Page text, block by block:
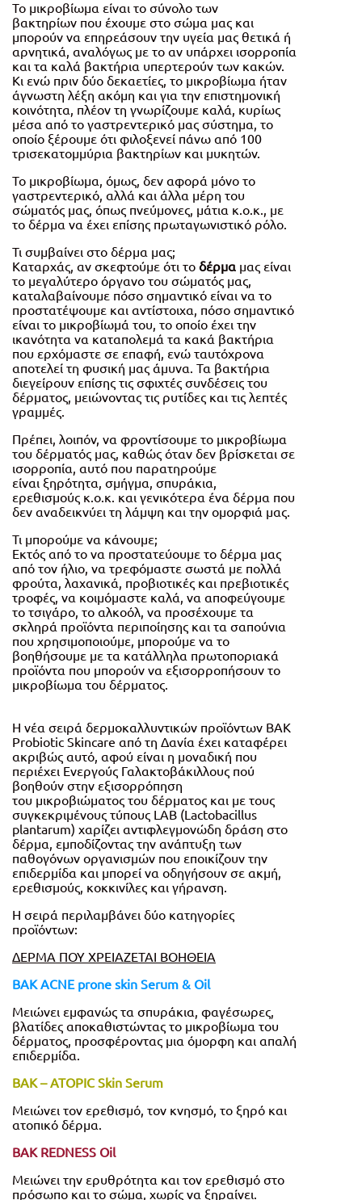
Το μικροβίωμα είναι το σύνολο των
βακτηρίων που έχουμε στο σώμα μας και
μπορούν να επηρεάσουν την υγεία μας θετικά ή
αρνητικά, αναλόγως με το αν υπάρχει ισορροπία
και τα καλά βακτήρια υπερτερούν των κακών.
Κι ενώ πριν δύο δεκαετίες, το μικροβίωμα ήταν
άγνωστη λέξη ακόμη και για την επιστημονική
κοινότητα, πλέον τη γνωρίζουμε καλά, κυρίως
μέσα από το γαστρεντερικό μας σύστημα, το
οποίο ξέρουμε ότι φιλοξενεί πάνω από 100
τρισεκατομμύρια βακτηρίων και μυκητών.
Το μικροβίωμα, όμως, δεν αφορά μόνο το
γαστρεντερικό, αλλά και άλλα μέρη του
σώματός μας, όπως πνεύμονες, μάτια κ.ο.κ., με
το δέρμα να έχει επίσης πρωταγωνιστικό ρόλο.
Τι συμβαίνει στο δέρμα μας;
Καταρχάς, αν σκεφτούμε ότι το δέρμα μας είναι
το μεγαλύτερο όργανο του σώματός μας,
καταλαβαίνουμε πόσο σημαντικό είναι να το
προστατέψουμε και αντίστοιχα, πόσο σημαντικό
είναι το μικροβίωμά του, το οποίο έχει την
ικανότητα να καταπολεμά τα κακά βακτήρια
που ερχόμαστε σε επαφή, ενώ ταυτόχρονα
αποτελεί τη φυσική μας άμυνα. Τα βακτήρια
διεγείρουν επίσης τις σφιχτές συνδέσεις του
δέρματος, μειώνοντας τις ρυτίδες και τις λεπτές
γραμμές.
Πρέπει, λοιπόν, να φροντίσουμε το μικροβίωμα
του δέρματός μας, καθώς όταν δεν βρίσκεται σε
ισορροπία, αυτό που παρατηρούμε
είναι ξηρότητα, σμήγμα, σπυράκια,
ερεθισμούς κ.ο.κ. και γενικότερα ένα δέρμα που
δεν αναδεικνύει τη λάμψη και την ομορφιά μας.
Τι μπορούμε να κάνουμε;
Εκτός από το να προστατεύουμε το δέρμα μας
από τον ήλιο, να τρεφόμαστε σωστά με πολλά
φρούτα, λαχανικά, προβιοτικές και πρεβιοτικές
τροφές, να κοιμόμαστε καλά, να αποφεύγουμε
το τσιγάρο, το αλκοόλ, να προσέχουμε τα
σκληρά προϊόντα περιποίησης και τα σαπούνια
που χρησιμοποιούμε, μπορούμε να το
βοηθήσουμε με τα κατάλληλα πρωτοποριακά
προϊόντα που μπορούν να εξισορροπήσουν το
μικροβίωμα του δέρματος.
H νέα σειρά δερμοκαλλυντικών προϊόντων BAK
Probiotic Skincare από τη Δανία έχει καταφέρει
ακριβώς αυτό, αφού είναι η μοναδική που
περιέχει Ενεργούς Γαλακτοβάκιλλους πού
βοηθούν στην εξισορρόπηση
του μικροβιώματος του δέρματος και με τους
συγκεκριμένους τύπους LAB (Lactobacillus
plantarum) χαρίζει αντιφλεγμονώδη δράση στο
δέρμα, εμποδίζοντας την ανάπτυξη των
παθογόνων οργανισμών που εποικίζουν την
επιδερμίδα και μπορεί να οδηγήσουν σε ακμή,
ερεθισμούς, κοκκινίλες και γήρανση.
Η σειρά περιλαμβάνει δύο κατηγορίες
προϊόντων:
ΔΕΡΜΑ ΠΟΥ ΧΡΕΙΑΖΕΤΑΙ ΒΟΗΘΕΙΑ
ΒΑΚ ACNE prone skin Serum & Oil
Μειώνει εμφανώς τα σπυράκια, φαγέσωρες,
βλατίδες αποκαθιστώντας το μικροβίωμα του
δέρματος, προσφέροντας μια όμορφη και απαλή
επιδερμίδα.
ΒΑΚ – ATOPIC Skin Serum
Μειώνει τον ερεθισμό, τον κνησμό, το ξηρό και
ατοπικό δέρμα.
BAK REDNESS Oil
Μειώνει την ερυθρότητα και τον ερεθισμό στο
πρόσωπο και το σώμα, χωρίς να ξηραίνει.